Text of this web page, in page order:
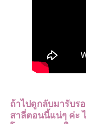
ถ้าไปดูกลับมารับร
สาลี่ตอนนี้แน่ๆ ค่ะ